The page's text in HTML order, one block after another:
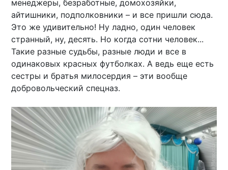
менеджеры, безработные, домохозяйки,
айтишники, подполковники – и все пришли сюда.
Это же удивительно! Ну ладно, один человек
странный, ну, десять. Но когда сотни человек...
Такие разные судьбы, разные люди и все в
одинаковых красных футболках. А ведь еще есть
сестры и братья милосердия – эти вообще
добровольческий спецназ.